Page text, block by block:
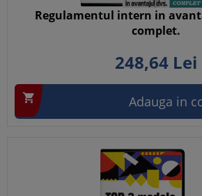
Regulamentul intern in
complet.
248,64 Lei
 Adauga in